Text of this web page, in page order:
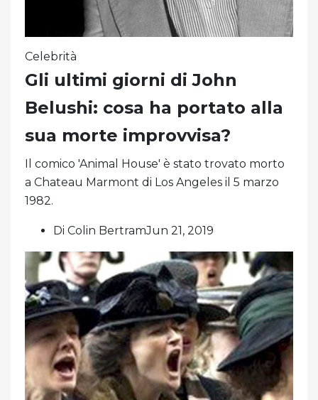
Celebrità
Gli ultimi giorni di John
Belushi: cosa ha portato alla
sua morte improvvisa?
Il comico 'Animal House' è stato trovato morto
a Chateau Marmont di Los Angeles il 5 marzo
1982.
Di Colin BertramJun 21, 2019